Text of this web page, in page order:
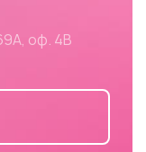
оф. 4В